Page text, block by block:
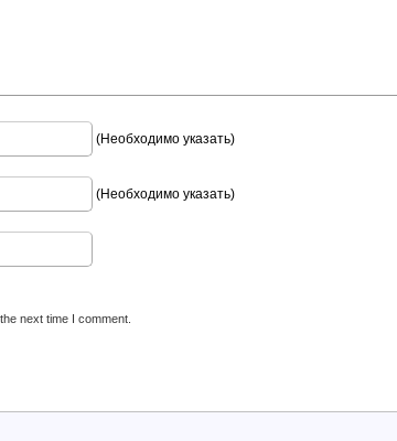
(Необходимо указать)
(Необходимо указать)
next time I comment.